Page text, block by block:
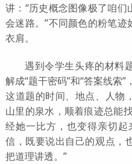
讲：“历史概念图像极了咱
会迷路。”不同颜色的粉笔
衣肩。
遇到令学生头疼的材料
解成“题干密码”和“答案线索”
这道题的时间、地点、人物
山里的泉水，顺着痕迹总能
经她一比方，也变得亲切起
信，既要说出自己的观点，
把道理讲透。”